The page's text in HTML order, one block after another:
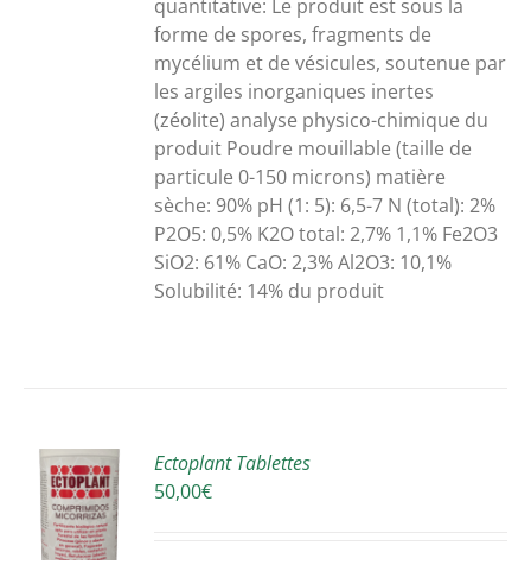
quantitative: Le produit est sous la
forme de spores,fragments de
mycélium et de vésicules, soutenue par
les argiles inorganiques inertes
(zéolite)analyse physico-chimique du
produit Poudre mouillable (taille de
particule 0-150 microns) matière
sèche: 90% pH (1: 5): 6,5-7 N (total): 2%
P2O5: 0,5% K2O total: 2,7% 1,1% Fe2O3
SiO2: 61% CaO: 2,3% Al2O3: 10,1%
Solubilité: 14% du produit
Ectoplant Tablettes
50,00€